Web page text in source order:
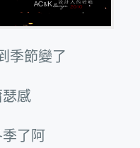
季節變了
感
了阿